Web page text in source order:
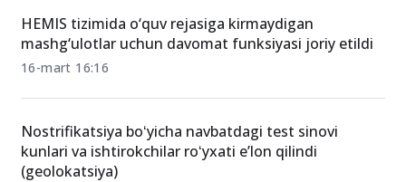
HEMIS tizimida o‘quv rejasiga kirmaydigan
mashg‘ulotlar uchun davomat funksiyasi joriy etildi
16-mart 16:16
Nostrifikatsiya boʻyicha navbatdagi test sinovi
kunlari va ishtirokchilar roʻyxati e’lon qilindi
(geolokatsiya)